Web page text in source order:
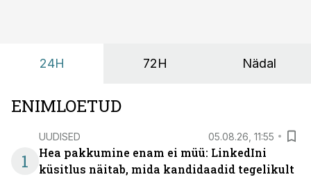
24H 72H Nädal
ENIMLOETUD
1
UUDISED 05.08.26, 11:55
Hea pakkumine enam ei müü: LinkedIni
küsitlus näitab, mida kandidaadid tegelikult